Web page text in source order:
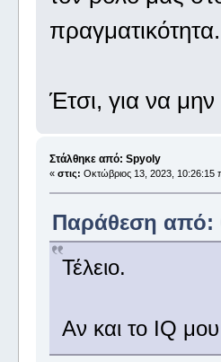
πραγματικότητα.
Έτσι, για να
Στάλθηκε από: Spyoly
« στις: Οκτώβριος 13, 2023, 10:26:15
Παράθεση από:
Τέλειο.
Αν και το IQ μου